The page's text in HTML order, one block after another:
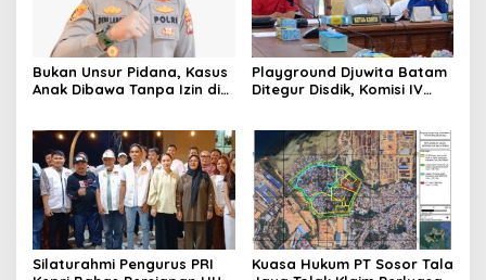
Bukan Unsur Pidana, Kasus
Anak Dibawa Tanpa Izin di
Playground Djuwita Batam
Ditegur Disdik, Komisi IV
Silaturahmi Pengurus PRI
Kuasa Hukum PT Sosor Tala